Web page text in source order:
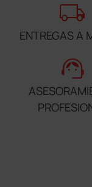
local_shipping
ENTREGAS A
support_agent